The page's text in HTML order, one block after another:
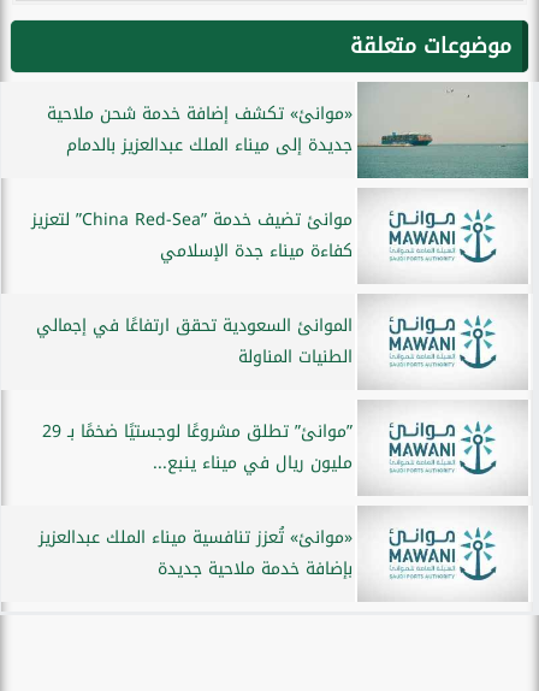
موضوعات متعلقة
«موانئ» تكشف إضافة خدمة شحن ملاحية
جديدة إلى ميناء الملك عبدالعزيز بالدمام
موانئ تضيف خدمة ”China Red-Sea” لتعزيز
كفاءة ميناء جدة الإسلامي
الموانئ السعودية تحقق ارتفاعًا في إجمالي
الطنيات المناولة
”موانئ” تطلق مشروعًا لوجستيًا ضخمًا بـ 29
مليون ريال في ميناء ينبع...
«موانئ» تُعزز تنافسية ميناء الملك عبدالعزيز
بإضافة خدمة ملاحية جديدة